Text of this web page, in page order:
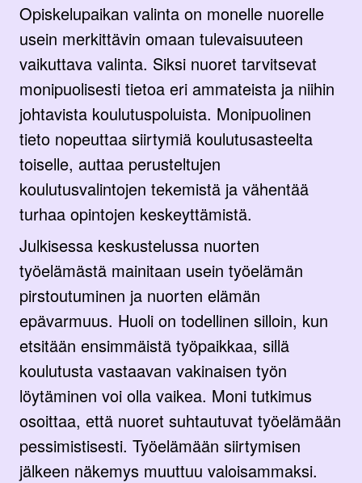
Opiskelupaikan valinta on monelle nuorelle
usein merkittävin omaan tulevaisuuteen
vaikuttava valinta. Siksi nuoret tarvitsevat
monipuolisesti tietoa eri ammateista ja niihin
johtavista koulutuspoluista. Monipuolinen
tieto nopeuttaa siirtymiä koulutusasteelta
toiselle, auttaa perusteltujen
koulutusvalintojen tekemistä ja vähentää
turhaa opintojen keskeyttämistä.
Julkisessa keskustelussa nuorten
työelämästä mainitaan usein työelämän
pirstoutuminen ja nuorten elämän
epävarmuus. Huoli on todellinen silloin, kun
etsitään ensimmäistä työpaikkaa, sillä
koulutusta vastaavan vakinaisen työn
löytäminen voi olla vaikea. Moni tutkimus
osoittaa, että nuoret suhtautuvat työelämään
pessimistisesti. Työelämään siirtymisen
jälkeen näkemys muuttuu valoisammaksi.